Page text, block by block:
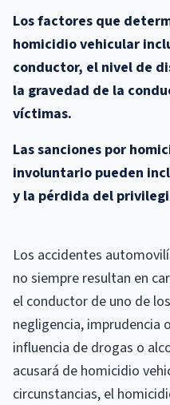
Los factores que
homicidio vehicular
conductor, el nivel de
la gravedad de la
víctimas.
Las sanciones por
involuntario pueden
y la pérdida del
Los accidentes
no siempre resultan en
el conductor de uno de
negligencia, imprudencia
influencia de drogas o
acusará de homicidio
circunstancias, el